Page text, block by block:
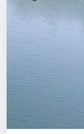
Артисты
Рейтинги